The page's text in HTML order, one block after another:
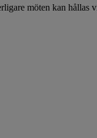
möten kan hållas